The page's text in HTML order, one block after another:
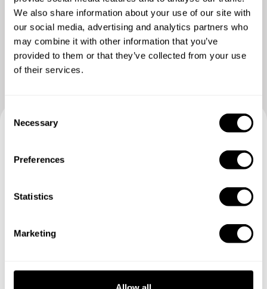
We also share information about your use of our site with
our social media, advertising and analytics partners who
may combine it with other information that you’ve
provided to them or that they’ve collected from your use
of their services.
Necessary
Preferences
Statistics
Marketing
Book your experience with
Specify the details of your requests and the chef will send